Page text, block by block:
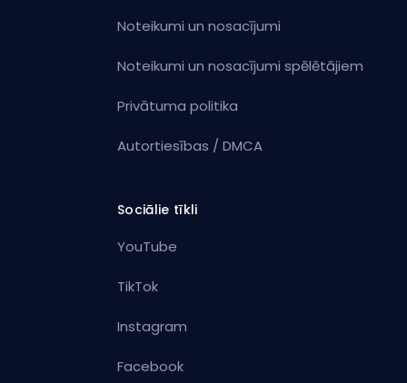
Noteikumi un nosacījumi
Noteikumi un nosacījumi spēlētājiem
Privātuma politika
Autortiesības / DMCA
Sociālie tīkli
YouTube
TikTok
Instagram
Facebook